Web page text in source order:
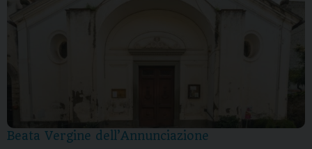
Beata Vergine dell’Annunciazione